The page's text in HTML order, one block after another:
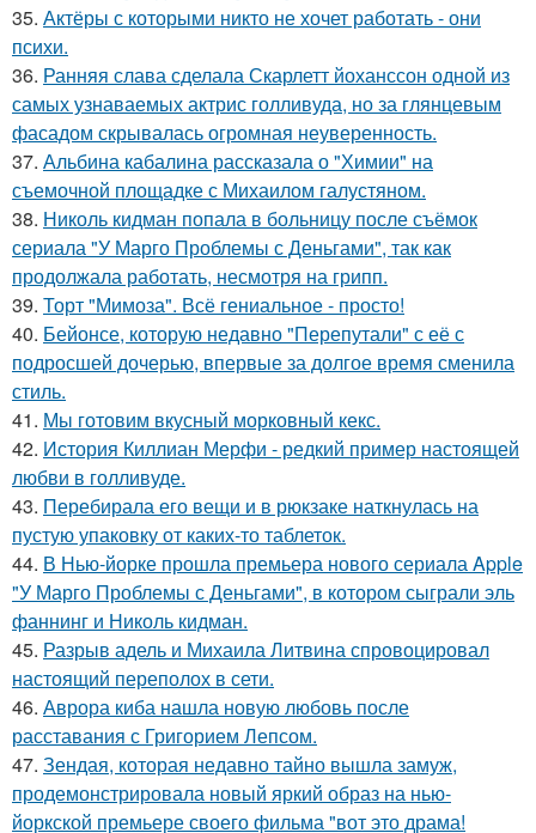
35. Актёры с которыми никто не хочет работать - они
психи.
36. Ранняя слава сделала Скарлетт йоханссон одной из
самых узнаваемых актрис голливуда, но за глянцевым
фасадом скрывалась огромная неуверенность.
37. Альбина кабалина рассказала о "Химии" на
съемочной площадке с Михаилом галустяном.
38. Николь кидман попала в больницу после съёмок
сериала "У Марго Проблемы с Деньгами", так как
продолжала работать, несмотря на грипп.
39. Торт "Мимоза". Всё гениальное - просто!
40. Бейонсе, которую недавно "Перепутали" с её с
подросшей дочерью, впервые за долгое время сменила
стиль.
41. Мы готовим вкусный морковный кекс.
42. История Киллиан Мерфи - редкий пример настоящей
любви в голливуде.
43. Перебирала его вещи и в рюкзаке наткнулась на
пустую упаковку от каких-то таблеток.
44. В Нью-йорке прошла премьера нового сериала Apple
"У Марго Проблемы с Деньгами", в котором сыграли эль
фаннинг и Николь кидман.
45. Разрыв адель и Михаила Литвина спровоцировал
настоящий переполох в сети.
46. Аврора киба нашла новую любовь после
расставания с Григорием Лепсом.
47. Зендая, которая недавно тайно вышла замуж,
продемонстрировала новый яркий образ на нью-
йоркской премьере своего фильма "вот это драма!